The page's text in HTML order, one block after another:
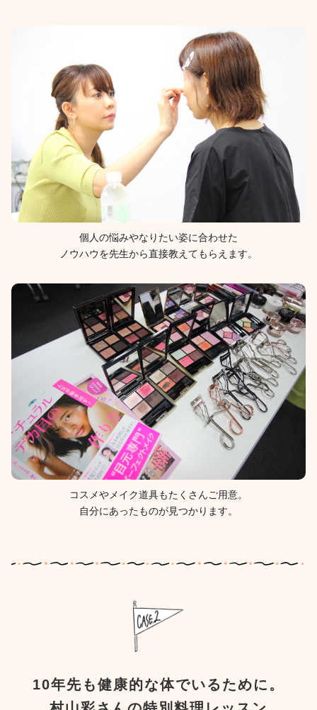
個人の悩みやなりたい姿に合わせた
ノウハウを先生から直接教えてもらえます。
コスメやメイク道具もたくさんご用意。
自分にあったものが見つかります。
10年先も健康的な体でいるために。